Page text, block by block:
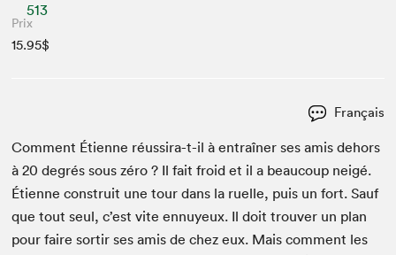
513
Prix
15.95$
Français
Com­ment Éti­enne réus­sira-t-il à entraîn­er ses amis dehors
à20 degrés sous zéro ? Il fait froid et il a beau­coup neigé.
Éti­enne con­stru­it une tour dans la ruelle, puis un fort. Sauf
que tout seul, c’est vite ennuyeux. Il doit trou­ver un plan
pour faire sor­tir ses amis de chez eux. Mais com­ment les